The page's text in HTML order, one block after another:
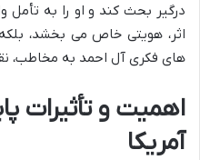
درگیر بحث کند و او را به تأمل
اثر، هویتی خاص می بخشد،
های فکری آل احمد به مخاطب،
اهمیت و تأثیرات
آمریکا